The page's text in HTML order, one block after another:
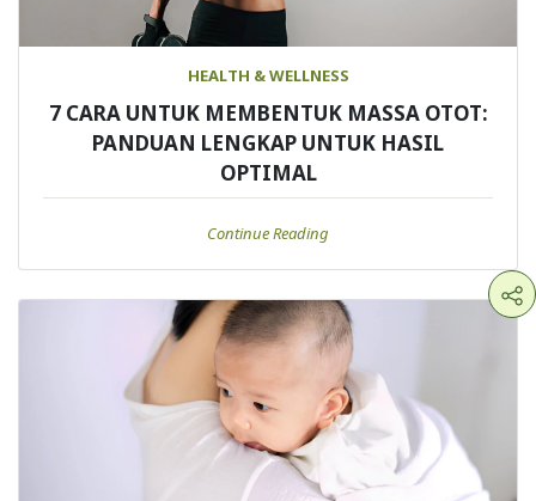
HEALTH & WELLNESS
7 CARA UNTUK MEMBENTUK MASSA OTOT:
PANDUAN LENGKAP UNTUK HASIL
OPTIMAL
Continue Reading